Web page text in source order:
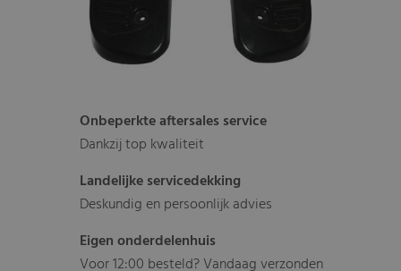
Onbeperkte aftersales service
Dankzij top kwaliteit
Landelijke servicedekking
Deskundig en persoonlijk advies
Eigen onderdelenhuis
Voor 12:00 besteld? Vandaag verzonden